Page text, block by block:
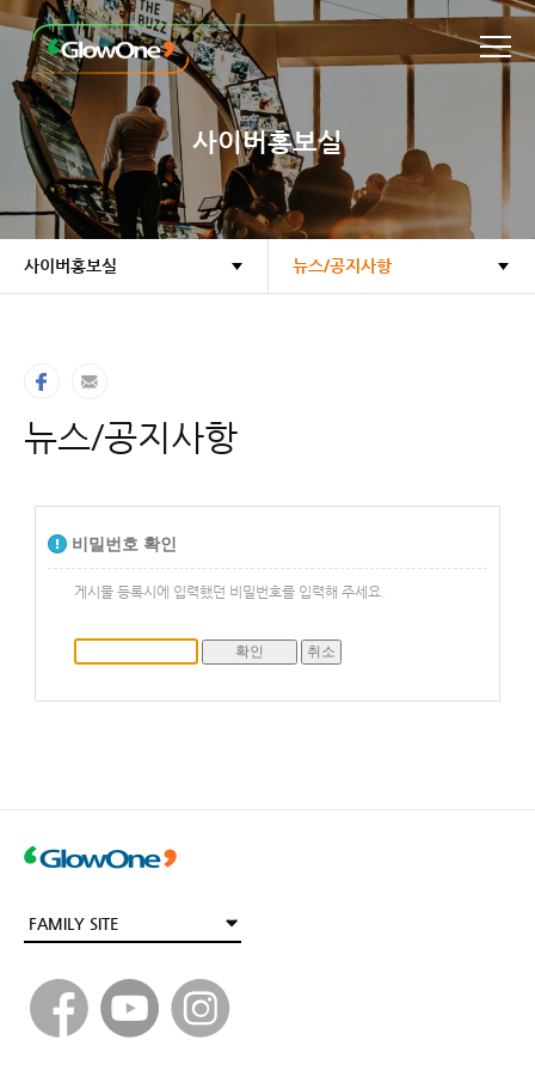
본문바로가기
사이버홍보실
사이버홍보실 뉴스/공지사항
뉴스/공지사항
비밀번호 확인
게시물 등록시에 입력했던 비밀번호를 입력해 주세요.